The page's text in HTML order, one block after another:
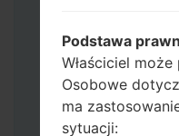
zachować
Teraz wyłącz
trybu
metody:
Naciśnij i
Podstawa
Właściciel
Osobowe
ma
sytuacji: